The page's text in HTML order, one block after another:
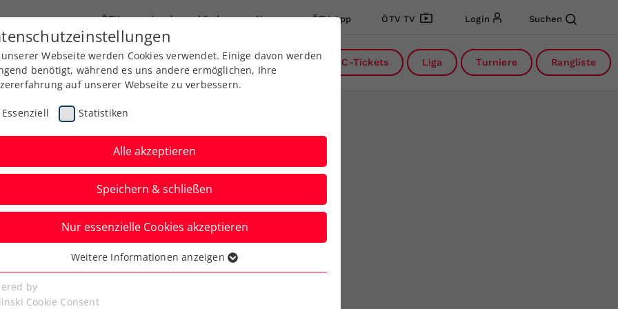
ÖTV Landesverbände News ÖTV App ÖTV TV Login Suchen
Ausbildung Services Über uns Kreise DC-Tickets Liga Turniere Rangliste
Open powered
im Achtelfinale raus
Webseite werden Cookies verwendet. Einige davon werden
benötigt, während es uns andere ermöglichen, Ihre
auf unserer Webseite zu verbessern.
Essenziell Statistiken
Alle akzeptieren
Speichern & schließen
Nur essenzielle Cookies akzeptieren
Cookies werden für grundlegende Funktionen der
benötigt. Dadurch ist gewährleistet, dass die Webseite
Weitere Informationen anzeigen
by
Cookie Consent